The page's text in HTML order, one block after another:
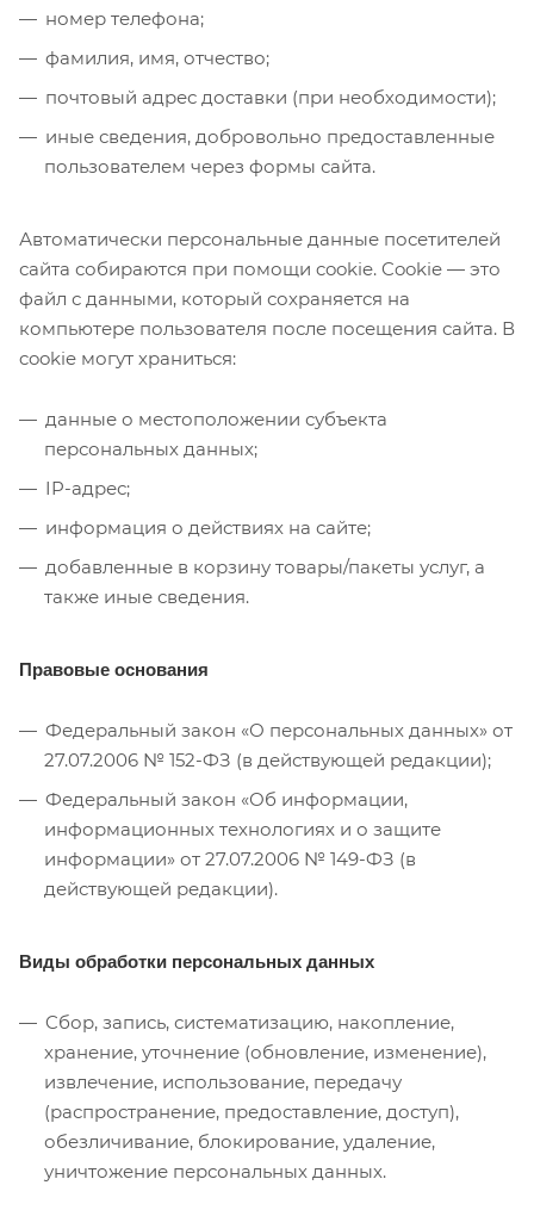
номер телефона;
фамилия, имя, отчество;
почтовый адрес доставки (при необходимости);
иные сведения, добровольно предоставленные
пользователем через формы сайта.
Автоматически персональные данные посетителей
сайта собираются при помощи cookie. Cookie — это
файл с данными, который сохраняется на
компьютере пользователя после посещения сайта. В
cookie могут храниться:
данные о местоположении субъекта
персональных данных;
IP-адрес;
информация о действиях на сайте;
добавленные в корзину товары/пакеты услуг, а
также иные сведения.
Правовые основания
Федеральный закон «О персональных данных» от
27.07.2006 № 152-ФЗ (в действующей редакции);
Федеральный закон «Об информации,
информационных технологиях и о защите
информации» от 27.07.2006 № 149-ФЗ (в
действующей редакции).
Виды обработки персональных данных
Cбор, запись, систематизацию, накопление,
хранение, уточнение (обновление, изменение),
извлечение, использование, передачу
(распространение, предоставление, доступ),
обезличивание, блокирование, удаление,
уничтожение персональных данных.